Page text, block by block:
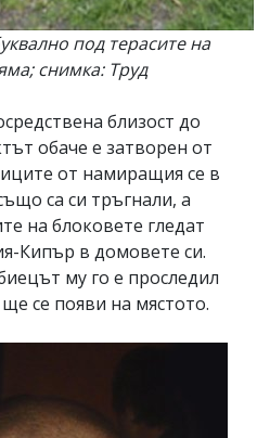
под терасите на
снимка: Труд
близост до
обаче е затворен от
от намиращия се в
са си тръгнали, а
на блоковете гледат
Кипър в домовете си.
му го е проследил
се появи на мястото.